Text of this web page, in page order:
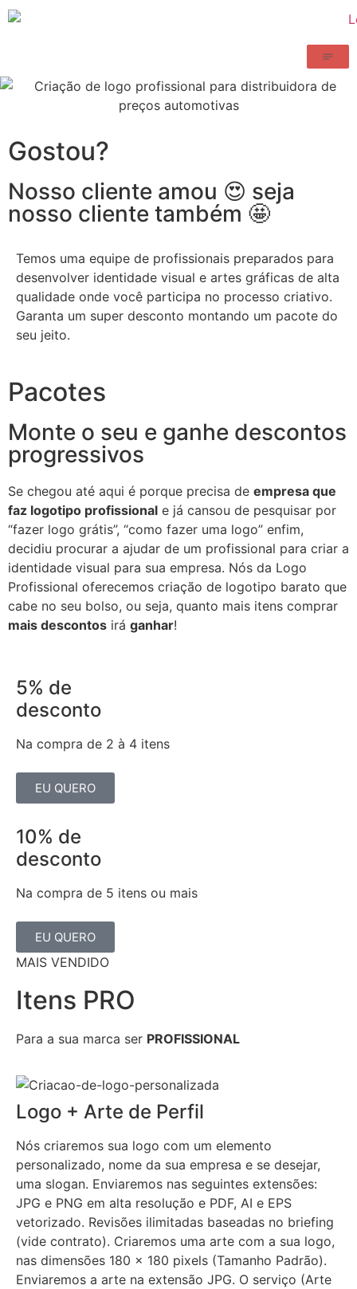
Gostou?
Nosso cliente amou 😍 seja
nosso cliente também 🤩
Temos uma equipe de profissionais preparados para
desenvolver identidade visual e artes gráficas de alta
qualidade onde você participa no processo criativo.
Garanta um super desconto montando um pacote do
seu jeito.
Pacotes
Monte o seu e ganhe descontos
progressivos
Se chegou até aqui é porque precisa de empresa que
faz logotipo profissional e já cansou de pesquisar por
“fazer logo grátis”, “como fazer uma logo” enfim,
decidiu procurar a ajudar de um profissional para criar a
identidade visual para sua empresa. Nós da Logo
Profissional oferecemos criação de logotipo barato que
cabe no seu bolso, ou seja, quanto mais itens comprar
mais descontos irá ganhar!
5% de
desconto
Na compra de 2 à 4 itens
EU QUERO
10% de
desconto
Na compra de 5 itens ou mais
EU QUERO
MAIS VENDIDO
Itens PRO
Para a sua marca ser PROFISSIONAL
Logo + Arte de Perfil
Nós criaremos sua logo com um elemento
personalizado, nome da sua empresa e se desejar,
uma slogan. Enviaremos nas seguintes extensões:
JPG e PNG em alta resolução e PDF, AI e EPS
vetorizado. Revisões ilimitadas baseadas no briefing
(vide contrato). Criaremos uma arte com a sua logo,
nas dimensões 180 x 180 pixels (Tamanho Padrão).
Enviaremos a arte na extensão JPG. O serviço (Arte